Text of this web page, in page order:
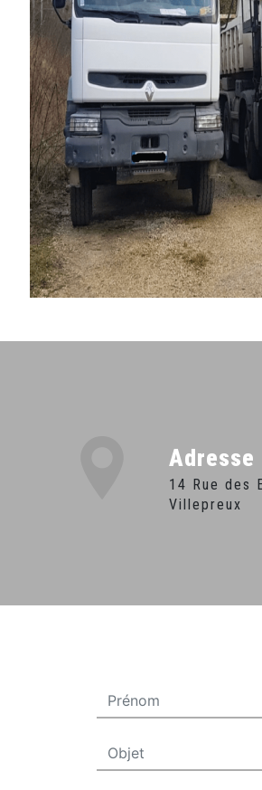
Adresse
14 Rue des Entrepreneurs 78450
Villepreux